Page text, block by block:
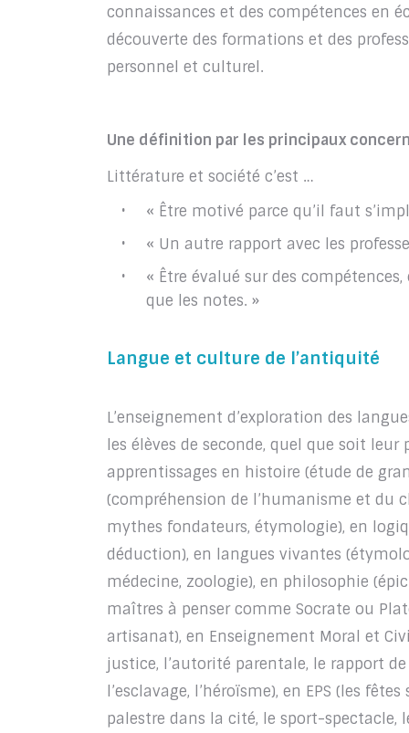
connaissances et des compétences en
découverte des formations et des
personnel et culturel.
Une définition par les principaux
Littérature et société c’est …
« Être motivé parce qu’il faut
« Un autre rapport avec les
« Être évalué sur des
que les notes. »
Langue et culture de l’antiquité
L’enseignement d’exploration des
les élèves de seconde, quel que soit
apprentissages en histoire (étude de
(compréhension de l’humanisme et du
mythes fondateurs, étymologie), en
déduction), en langues vivantes
médecine, zoologie), en philosophie
maîtres à penser comme Socrate ou
artisanat), en Enseignement Moral et
justice, l’autorité parentale, le rapport
l’esclavage, l’héroïsme), en EPS (les
palestre dans la cité, le sport-